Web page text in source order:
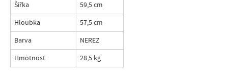
Šířka 59,5 cm
Hloubka 57,5 cm
Barva NEREZ
Hmotnost 28,5 kg